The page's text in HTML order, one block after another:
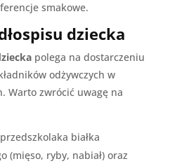
smakowe.
dziecka
polega na dostarczeniu
odżywczych w
Warto zwrócić uwagę na
białka
(mięso, ryby, nabiał) oraz